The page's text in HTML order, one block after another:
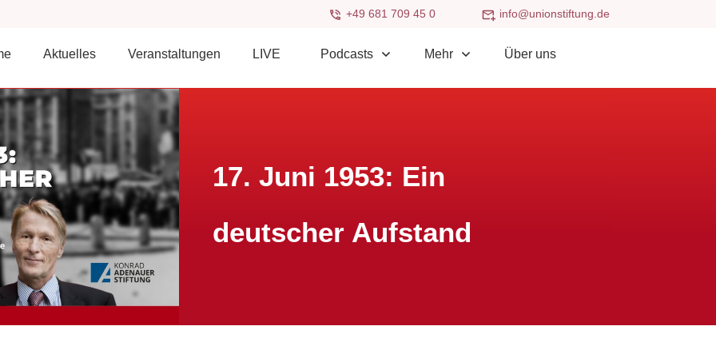
+49 681 709 45 0 info@unionstiftung.de
Aktuelles Veranstaltungen LIVE Podcasts Mehr Über uns
17. Juni 1953: Ein
deutscher Aufstand